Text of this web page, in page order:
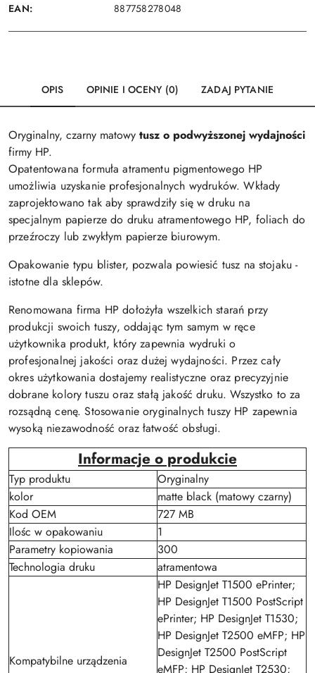
EAN: 887758278048
OPIS OPINIE I OCENY (0) ZADAJ PYTANIE
Oryginalny, czarny matowy tusz o podwyższonej wydajności
firmy HP.
Opatentowana formuła atramentu pigmentowego HP
umożliwia uzyskanie profesjonalnych wydruków. Wkłady
zaprojektowano tak aby sprawdziły się w druku na
specjalnym papierze do druku atramentowego HP, foliach do
przeźroczy lub zwykłym papierze biurowym.
Opakowanie typu blister, pozwala powiesić tusz na stojaku -
istotne dla sklepów.
Renomowana firma HP dołożyła wszelkich starań przy
produkcji swoich tuszy, oddając tym samym w ręce
użytkownika produkt, który zapewnia wydruki o
profesjonalnej jakości oraz dużej wydajności. Przez cały
okres użytkowania dostajemy realistyczne oraz precyzyjnie
dobrane kolory tuszu oraz stałą jakość druku. Wszystko to za
rozsądną cenę. Stosowanie oryginalnych tuszy HP zapewnia
wysoką niezawodność oraz łatwość obsługi.
Informacje o produkcie
Typ produktu
Oryginalny
kolor
matte black (matowy czarny)
Kod OEM
727 MB
Ilośc w opakowaniu
1
Parametry kopiowania
300
Technologia druku
atramentowa
Kompatybilne urządzenia
HP DesignJet T1500 ePrinter;
HP DesignJet T1500 PostScript
ePrinter; HP DesignJet T1530;
HP DesignJet T2500 eMFP; HP
DesignJet T2500 PostScript
eMFP; HP DesignJet T2530;